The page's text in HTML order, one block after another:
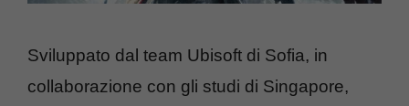
Sviluppato dal team Ubisoft di Sofia, in
collaborazione con gli studi di Singapore,